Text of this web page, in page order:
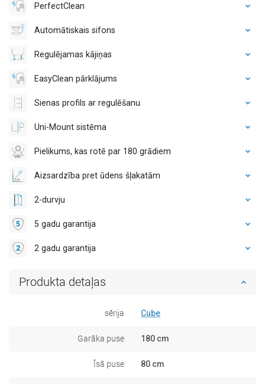
PerfectClean
Automātiskais sifons
Regulējamas kājiņas
EasyClean pārklājums
Sienas profils ar regulēšanu
Uni-Mount sistēma
Pielikums, kas rotē par 180 grādiem
Aizsardzība pret ūdens šļakatām
2-durvju
5 gadu garantija
2 gadu garantija
Produkta detaļas
sērija Cube
Garāka puse 180 cm
Īsā puse 80 cm